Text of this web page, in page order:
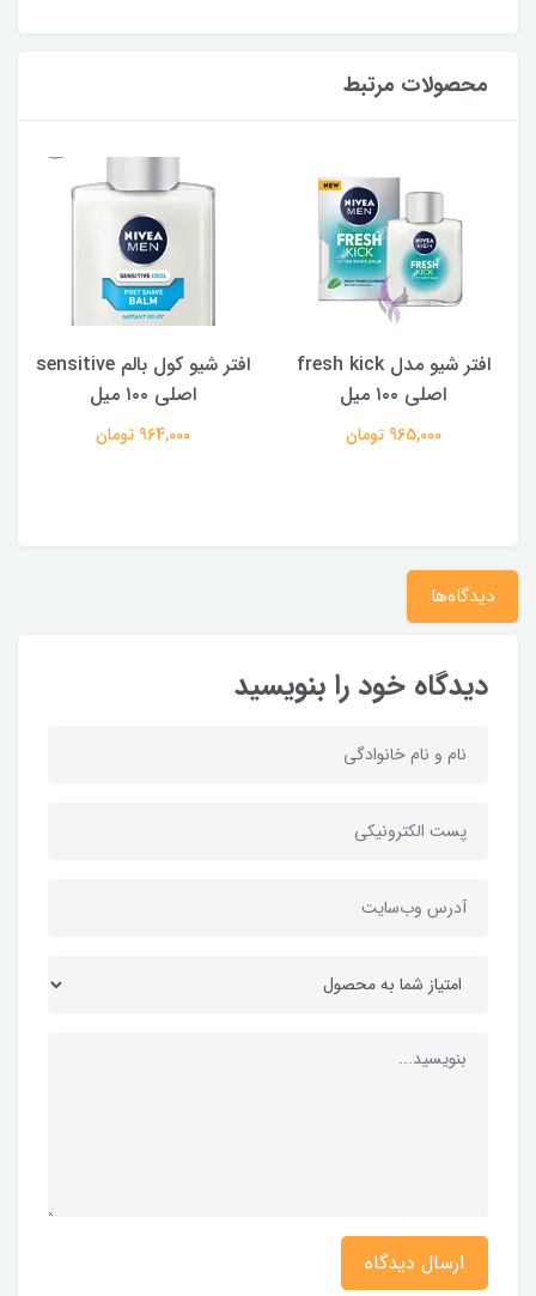
محصولات مرتبط
افتر شیو مدل fresh kick
اصلی ۱۰۰ میل
965,000 تومان
افتر شیو کول بالم sensitive
اصلی ۱۰۰ میل
964,000 تومان
دیدگاه‌ها
دیدگاه خود را بنویسید
ارسال دیدگاه